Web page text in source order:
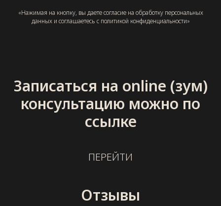
«Нажимая на кнопку, вы даете согласие на обработку персональных
данных и соглашаетесь c политикой конфиденциальности»
Записаться на online (зум)
консультацию можно по
ссылке
ПЕРЕЙТИ
Отзывы